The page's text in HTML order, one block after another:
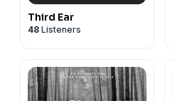
Third Ear
48 Listeners